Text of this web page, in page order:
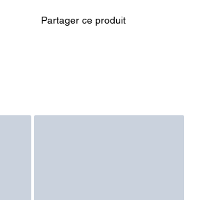
Partager ce produit